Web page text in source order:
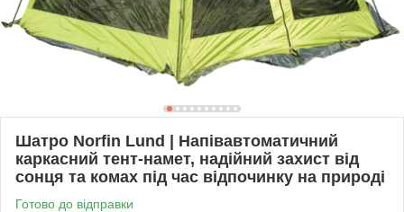
Шатро Norfin Lund | Напівавтоматичний
каркасний тент-намет, надійний захист від
сонця та комах під час відпочинку на природі
Готово до відправки